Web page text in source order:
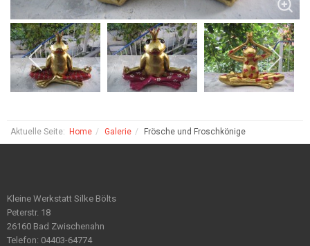
Aktuelle Seite: Home Galerie Frösche und Froschkönige
Kleine Werkstatt Silke Bölts
Peterstr. 18
26160 Bad Zwischenahn
Telefon: 04403-64774